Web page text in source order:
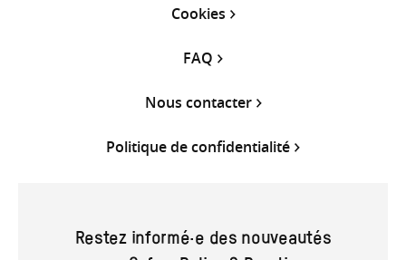
Cookies
FAQ
Nous contacter
Politique de confidentialité
Restez informé·e des nouveautés